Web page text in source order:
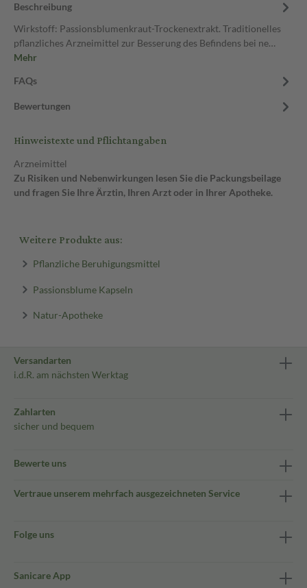
Beschreibung
Wirkstoff: Passionsblumenkraut-Trockenextrakt. Traditionelles
pflanzliches Arzneimittel zur Besserung des Befindens bei ne…
Mehr
FAQs
Bewertungen
Hinweistexte und Pflichtangaben
Arzneimittel
Zu Risiken und Nebenwirkungen lesen Sie die Packungsbeilage
und fragen Sie Ihre Ärztin, Ihren Arzt oder in Ihrer Apotheke.
Weitere Produkte aus:
Pflanzliche Beruhigungsmittel
Passionsblume Kapseln
Natur-Apotheke
Versandarten
i.d.R. am nächsten Werktag
Zahlarten
sicher und bequem
Bewerte uns
Vertraue unserem mehrfach ausgezeichneten Service
Folge uns
Sanicare App